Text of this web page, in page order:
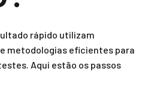
rápido utilizam
metodologias eficientes para
Aqui estão os passos